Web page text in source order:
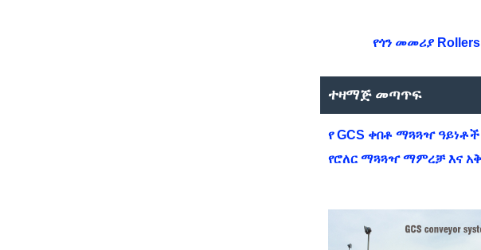
የጎን መመሪያ Rollers
ተዛማጅ መጣጥፍ
የ GCS ቀበቶ ማጓጓዣ
የሮለር ማጓጓዣ ማምረቻ እና